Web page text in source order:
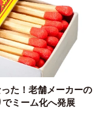
た！老舗メーカーの
ミーム化へ発展